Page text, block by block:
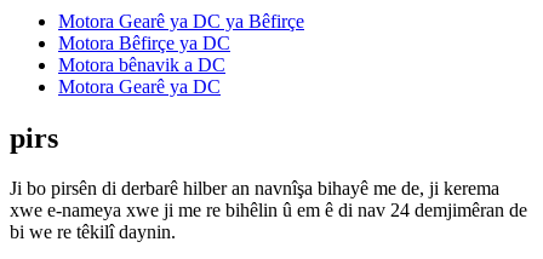
Motora Gearê ya DC ya Bêfirçe
Motora Bêfirçe ya DC
Motora bênavik a DC
Motora Gearê ya DC
pirs
Ji bo pirsên di derbarê hilber an navnîşa bihayê me de, ji kerema
xwe e-nameya xwe ji me re bihêlin û em ê di nav 24 demjimêran de
bi we re têkilî daynin.